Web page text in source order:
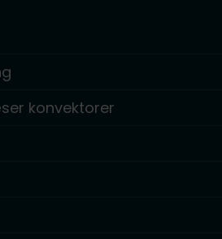
konvektorer